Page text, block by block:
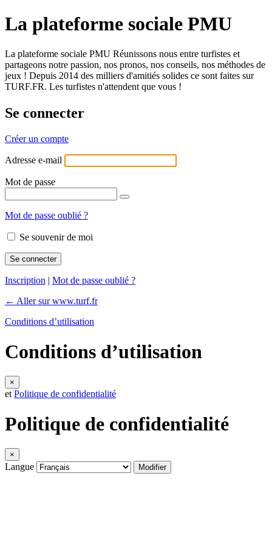
La plateforme sociale PMU
La plateforme sociale PMU Réunissons nous entre turfistes et
partageons notre passion, nos pronos, nos conseils, nos méthodes de
jeux ! Depuis 2014 des milliers d'amitiés solides ce sont faites sur
TURF.FR. Les turfistes n'attendent que vous !
Se connecter
Créer un compte
Adresse e-mail
Mot de passe
Mot de passe oublié ?
Se souvenir de moi
Inscription | Mot de passe oublié ?
← Aller sur www.turf.fr
Conditions d’utilisation
Conditions d’utilisation
×
et Politique de confidentialité
Politique de confidentialité
×
Langue